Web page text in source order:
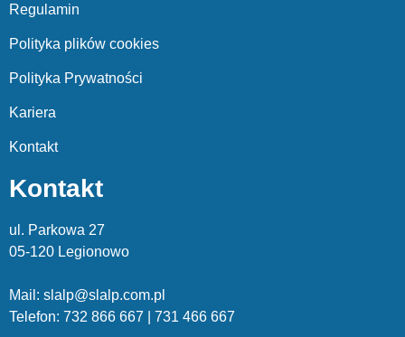
Regulamin
Polityka plików cookies
Polityka Prywatności
Kariera
Kontakt
Kontakt
ul. Parkowa 27
05-120 Legionowo
Mail: slalp@slalp.com.pl
Telefon: 732 866 667 | 731 466 667